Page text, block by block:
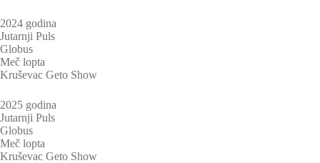
2024 godina
Jutarnji Puls
Globus
Meč lopta
Kruševac Geto Show
2025 godina
Jutarnji Puls
Globus
Meč lopta
Kruševac Geto Show